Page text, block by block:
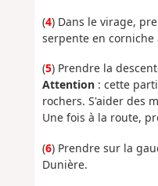
(4) Dans le virage,
serpente en corniche
(5) Prendre la
Attention: cette
rochers. S'aider des
Une fois à la route,
(6) Prendre sur la
Dunière.